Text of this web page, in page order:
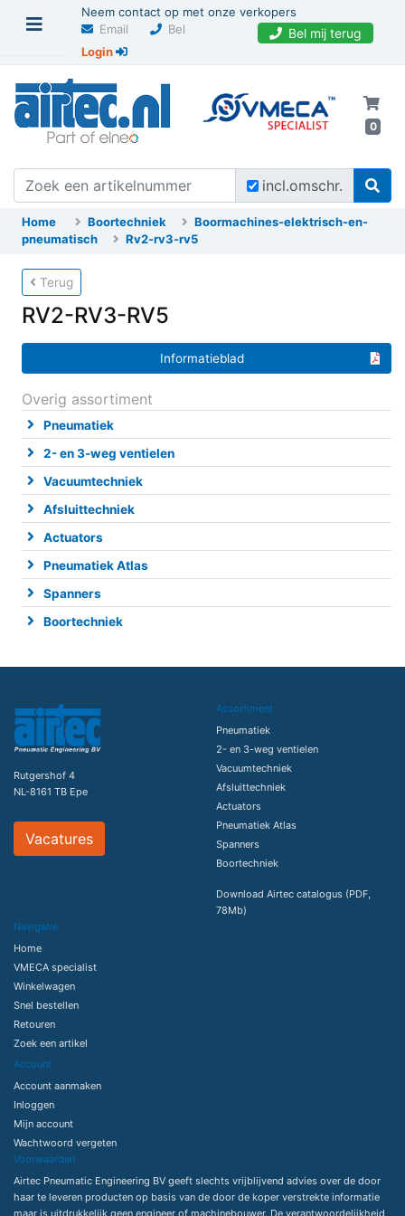
Neem contact op met onze verkopers
Email
Bel Bel mij terug
Login
0
incl.omschr.
Home Boortechniek
Boormachines-elektrisch-en-
pneumatisch
Rv2-rv3-rv5
Terug
RV2-RV3-RV5
Informatieblad
Overig assortiment
Pneumatiek
2- en 3-weg ventielen
Vacuumtechniek
Afsluittechniek
Actuators
Pneumatiek Atlas
Spanners
Boortechniek
Rutgershof 4
NL-8161 TB Epe
Vacatures
Assortiment
Pneumatiek
2- en 3-weg ventielen
Vacuumtechniek
Afsluittechniek
Actuators
Pneumatiek Atlas
Spanners
Boortechniek
Download Airtec catalogus (PDF,
78Mb)
Navigatie
Home
VMECA specialist
Winkelwagen
Snel bestellen
Retouren
Zoek een artikel
Account
Account aanmaken
Inloggen
Mijn account
Wachtwoord vergeten
Voorwaarden
Airtec Pneumatic Engineering BV geeft slechts vrijblijvend advies over de door
haar te leveren producten op basis van de door de koper verstrekte informatie
maar is uitdrukkelijk geen engineer of machinebouwer. De verantwoordelijkheid